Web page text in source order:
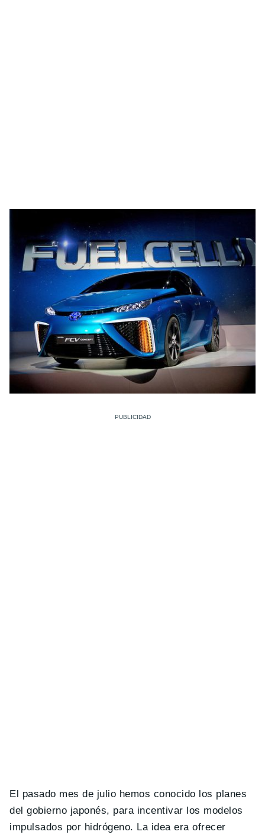
El pasado mes de julio hemos conocido los planes
del gobierno japonés, para incentivar los modelos
impulsados por hidrógeno. La idea era ofrecer